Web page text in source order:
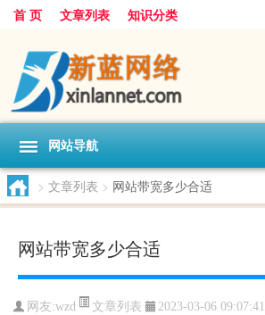
首 页 文章列表 知识分类
网站导航
> 文章列表 > 网站带宽多少合适
网站带宽多少合适
网友:wzd 文章列表 2023-03-06 09:07:41